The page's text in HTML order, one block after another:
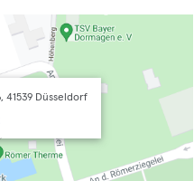
41539 Düsseldorf